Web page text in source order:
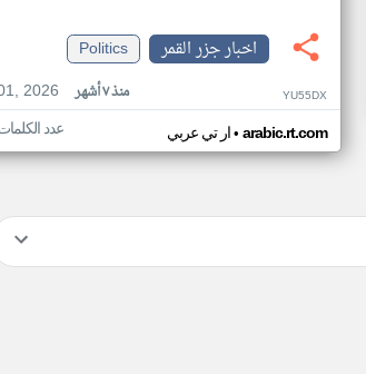
اخبار جزر القمر
Politics
2026
منذ ٧ أشهر YU55DX
ار تي عربي• arabic.rt.com عدد الكلمات: